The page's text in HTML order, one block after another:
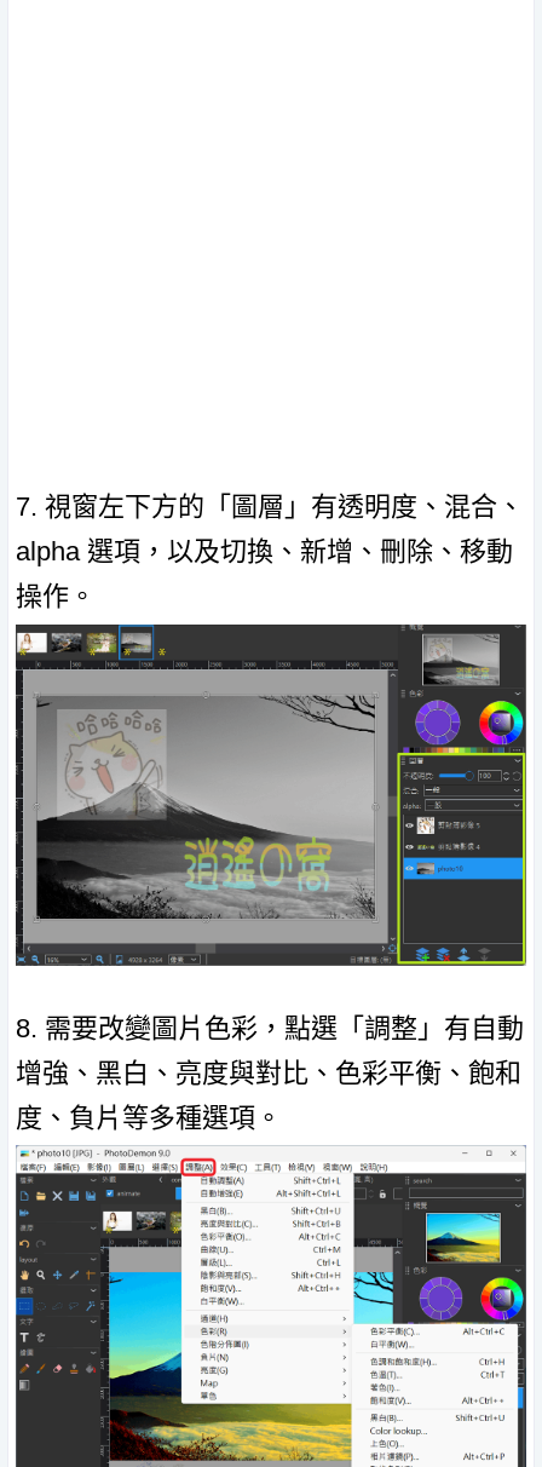
7. 視窗左下方的「圖層」有透明度、混合、
alpha 選項，以及切換、新增、刪除、移動
操作。
8. 需要改變圖片色彩，點選「調整」有自動
增強、黑白、亮度與對比、色彩平衡、飽和
度、負片等多種選項。